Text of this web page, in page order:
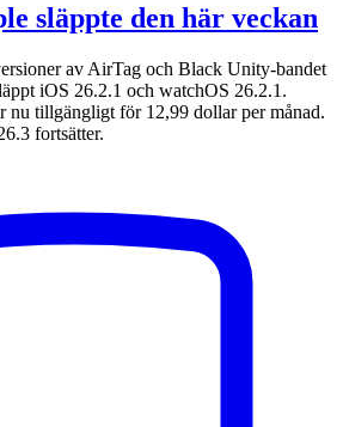
släppte den här veckan
av AirTag och Black Unity-bandet
iOS 26.2.1 och watchOS 26.2.1.
nu tillgängligt för 12,99 dollar per månad.
fortsätter.